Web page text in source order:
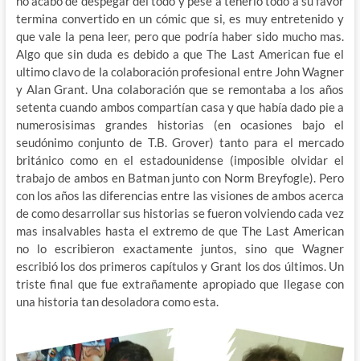
termina convertido en un cómic que si, es muy entretenido y
que vale la pena leer, pero que podría haber sido mucho mas.
Algo que sin duda es debido a que The Last American fue el
ultimo clavo de la colaboración profesional entre John Wagner
y Alan Grant. Una colaboración que se remontaba a los años
setenta cuando ambos compartían casa y que había dado pie a
numerosisimas grandes historias (en ocasiones bajo el
seudónimo conjunto de T.B. Grover) tanto para el mercado
británico como en el estadounidense (imposible olvidar el
trabajo de ambos en Batman junto con Norm Breyfogle). Pero
con los años las diferencias entre las visiones de ambos acerca
de como desarrollar sus historias se fueron volviendo cada vez
mas insalvables hasta el extremo de que The Last American
no lo escribieron exactamente juntos, sino que Wagner
escribió los dos primeros capítulos y Grant los dos últimos. Un
triste final que fue extrañamente apropiado que llegase con
una historia tan desoladora como esta.